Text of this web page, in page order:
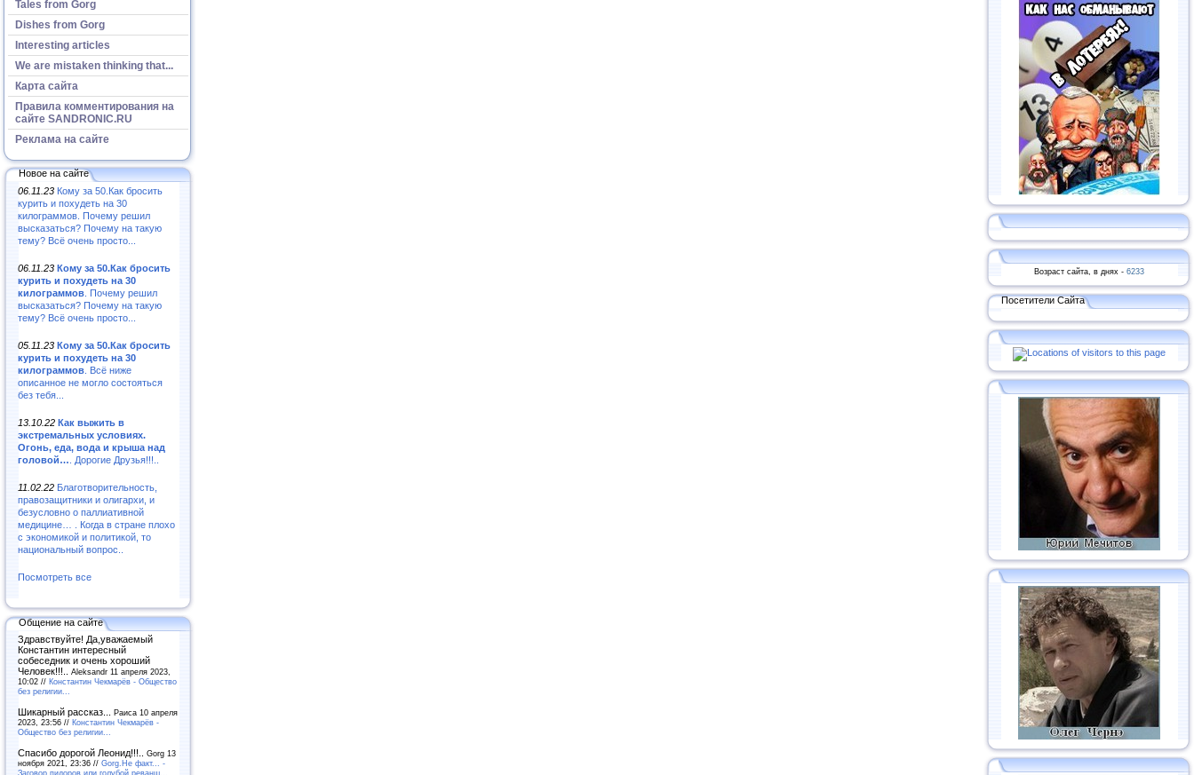
Tales from Gorg
Dishes from Gorg
Interesting articles
We are mistaken thinking that...
Карта сайта
Правила комментирования на
сайте SANDRONIC.RU
Реклама на сайте
Новое на сайте
06.11.23 Кому за 50.Как бросить
курить и похудеть на 30
килограммов. Почему решил
высказаться? Почему на такую
тему? Всё очень просто...
06.11.23 Кому за 50.Как бросить
курить и похудеть на 30
килограммов . Почему решил
высказаться? Почему на такую
тему? Всё очень просто...
05.11.23 Кому за 50.Как бросить
курить и похудеть на 30
килограммов . Всё ниже
описанное не могло состояться
без тебя...
13.10.22 Как выжить в
экстремальных условиях.
Огонь, еда, вода и крыша над
головой… . Дорогие Друзья!!!..
11.02.22 Благотворительность,
правозащитники и олигархи, и
безусловно о паллиативной
медицине… . Когда в стране плохо
с экономикой и политикой, то
национальный вопрос..
Посмотреть все
Общение на сайте
Здравствуйте! Да,уважаемый
Константин интересный
собеседник и очень хороший
Человек!!!.. Aleksandr 11 апреля 2023,
10:02 // Константин Чекмарёв - Общество
без религии...
Шикарный рассказ... Раиса 10 апреля
2023, 23:56 // Константин Чекмарёв -
Общество без религии...
Спасибо дорогой Леонид!!!.. Gorg 13
ноября 2021, 23:36 // Gorg.Не факт... -
Заговор пидоров или голубой реванш…
Возраст сайта, в днях - 6233
Посетители Сайта